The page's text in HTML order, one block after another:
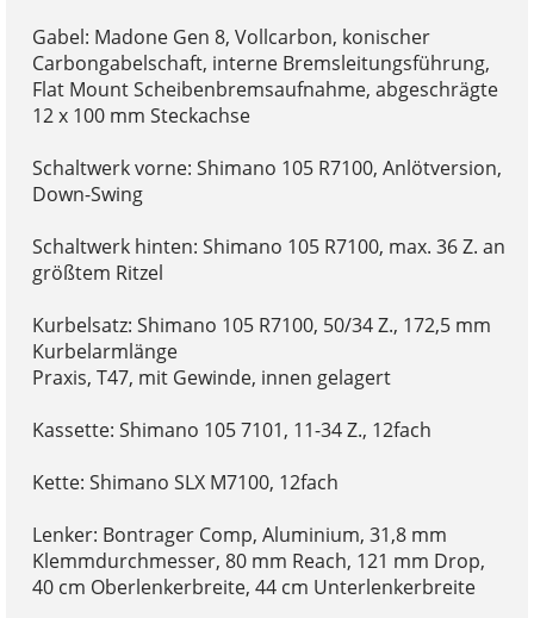
Gabel: Madone Gen 8, Vollcarbon, konischer
Carbongabelschaft, interne Bremsleitungsführung,
Flat Mount Scheibenbremsaufnahme, abgeschrägte
12 x 100 mm Steckachse
Schaltwerk vorne: Shimano 105 R7100, Anlötversion,
Down-Swing
Schaltwerk hinten: Shimano 105 R7100, max. 36 Z. an
größtem Ritzel
Kurbelsatz: Shimano 105 R7100, 50/34 Z., 172,5 mm
Kurbelarmlänge
Praxis, T47, mit Gewinde, innen gelagert
Kassette: Shimano 105 7101, 11-34 Z., 12fach
Kette: Shimano SLX M7100, 12fach
Lenker: Bontrager Comp, Aluminium, 31,8 mm
Klemmdurchmesser, 80 mm Reach, 121 mm Drop,
40 cm Oberlenkerbreite, 44 cm Unterlenkerbreite